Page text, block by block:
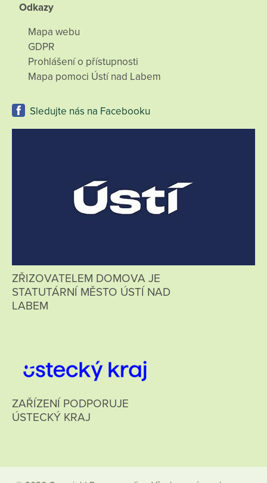
Odkazy
Mapa webu
GDPR
Prohlášení o přístupnosti
Mapa pomoci Ústí nad Labem
Sledujte nás na Facebooku
ZŘIZOVATELEM DOMOVA JE
STATUTÁRNÍ MĚSTO ÚSTÍ NAD
LABEM
ZAŘÍZENÍ PODPORUJE
ÚSTECKÝ KRAJ